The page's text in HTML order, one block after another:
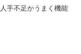
手不足かうまく機能